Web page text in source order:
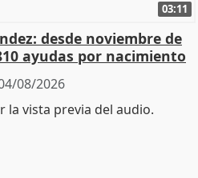
03:11
desde noviembre de
ayudas por nacimiento
08/2026